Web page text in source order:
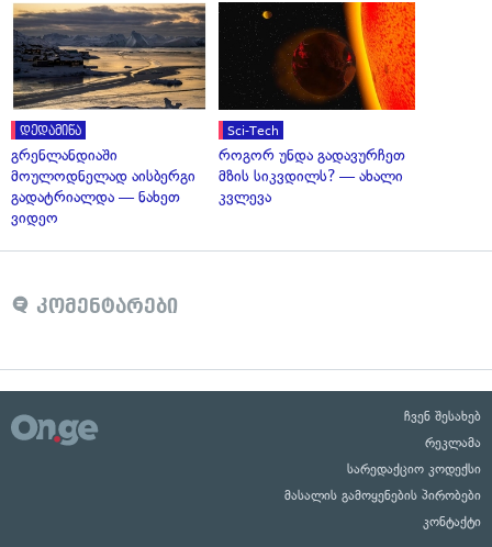
დედამიწა
გრენლანდიაში
მოულოდნელად აისბერგი
გადატრიალდა — ნახეთ
ვიდეო
Sci-Tech
როგორ უნდა გადავურჩეთ
მზის სიკვდილს? — ახალი
კვლევა
კომენტარები
ჩვენ შესახებ
რეკლამა
სარედაქციო კოდექსი
მასალის გამოყენების პირობები
კონტაქტი